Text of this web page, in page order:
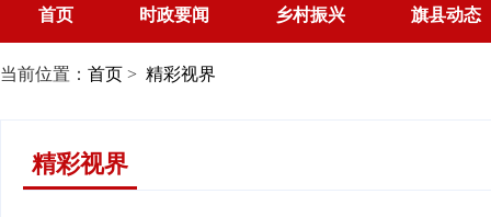
首页 时政要闻 乡村振兴 旗县动态
当前位置： 首页 > 精彩视界
精彩视界